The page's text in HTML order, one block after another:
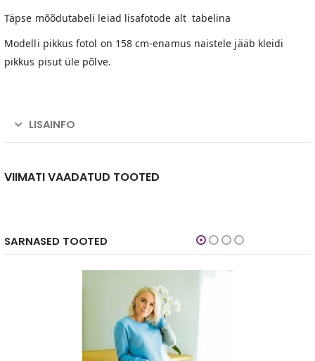
Täpse mõõdutabeli leiad lisafotode alt tabelina
Modelli pikkus fotol on 158 cm-enamus naistele jääb kleidi
pikkus pisut üle põlve.
LISAINFO
VIIMATI VAADATUD TOOTED
SARNASED TOOTED